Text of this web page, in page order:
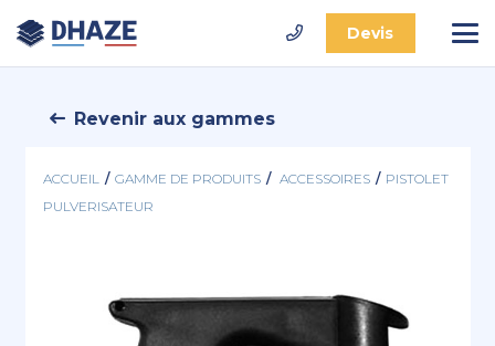
Devis
Revenir aux gammes
ACCUEIL / GAMME DE PRODUITS / ACCESSOIRES / PISTOLET
PULVERISATEUR